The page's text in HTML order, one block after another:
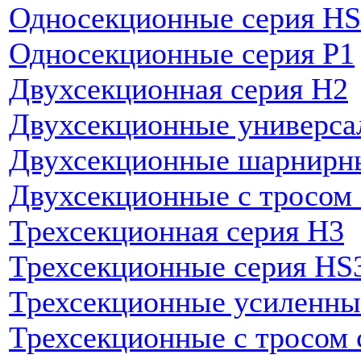
Односекционные серия
Односекционные серия P1
Двухсекционная серия H2
Двухсекционные
Двухсекционные
Двухсекционные с тросом
Трехсекционная серия H3
Трехсекционные серия
Трехсекционные
Трехсекционные с тросом